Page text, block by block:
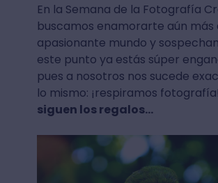
En la Semana de la Fotografía
buscamos enamorarte aún más
apasionante mundo y
este punto ya estás súper
pues a nosotros nos sucede
lo mismo: ¡respiramos
siguen los regalos…